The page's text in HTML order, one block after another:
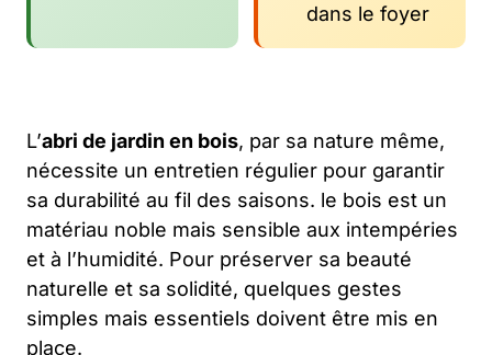
dans le foyer
L’abri de jardin en bois, par sa nature même,
nécessite un entretien régulier pour garantir
sa durabilité au fil des saisons. le bois est un
matériau noble mais sensible aux intempéries
et à l’humidité. Pour préserver sa beauté
naturelle et sa solidité, quelques gestes
simples mais essentiels doivent être mis en
place.